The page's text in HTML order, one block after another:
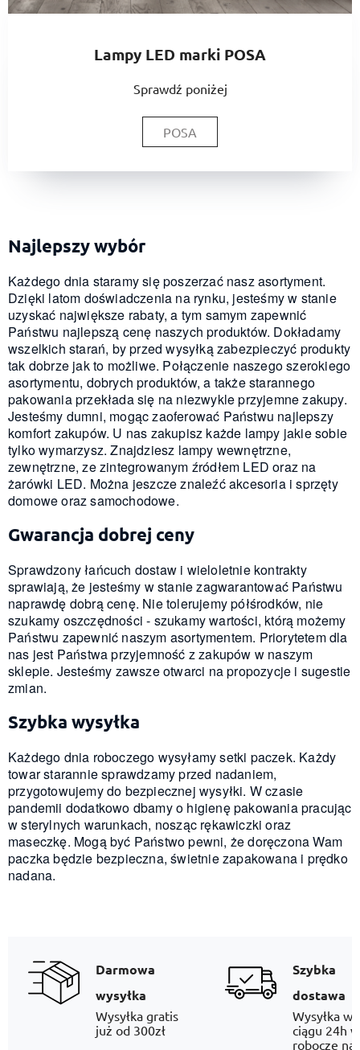
Lampy LED marki POSA
Sprawdź poniżej
POSA
Najlepszy wybór
Każdego dnia staramy się poszerzać nasz asortyment.
Dzięki latom doświadczenia na rynku, jesteśmy w stanie
uzyskać największe rabaty, a tym samym zapewnić
Państwu najlepszą cenę naszych produktów. Dokładamy
wszelkich starań, by przed wysyłką zabezpieczyć produkty
tak dobrze jak to możliwe. Połączenie naszego szerokiego
asortymentu, dobrych produktów, a także starannego
pakowania przekłada się na niezwykle przyjemne zakupy.
Jesteśmy dumni, mogąc zaoferować Państwu najlepszy
komfort zakupów. U nas zakupisz każde lampy jakie sobie
tylko wymarzysz. Znajdziesz lampy wewnętrzne,
zewnętrzne, ze zintegrowanym źródłem LED oraz na
żarówki LED. Można jeszcze znaleźć akcesoria i sprzęty
domowe oraz samochodowe.
Gwarancja dobrej ceny
Sprawdzony łańcuch dostaw i wieloletnie kontrakty
sprawiają, że jesteśmy w stanie zagwarantować Państwu
naprawdę dobrą cenę. Nie tolerujemy półśrodków, nie
szukamy oszczędności - szukamy wartości, którą możemy
Państwu zapewnić naszym asortymentem. Priorytetem dla
nas jest Państwa przyjemność z zakupów w naszym
sklepie. Jesteśmy zawsze otwarci na propozycje i sugestie
zmian.
Szybka wysyłka
Każdego dnia roboczego wysyłamy setki paczek. Każdy
towar starannie sprawdzamy przed nadaniem,
przygotowujemy do bezpiecznej wysyłki. W czasie
pandemii dodatkowo dbamy o higienę pakowania pracując
w sterylnych warunkach, nosząc rękawiczki oraz
maseczkę. Mogą być Państwo pewni, że doręczona Wam
paczka będzie bezpieczna, świetnie zapakowana i prędko
nadana.
Darmowa
wysyłka
Wysyłka gratis
już od 300zł
Szybka
dostawa
Wysyłka w
ciągu 24h
robocze na